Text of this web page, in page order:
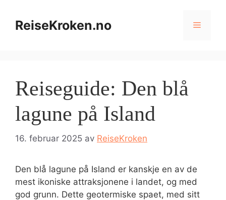
innholdReiseKroken.no Meny
Reiseguide: Den blå
lagune på Island
16. februar 2025 av ReiseKroken
Den blå lagune på Island er kanskje en av de
mest ikoniske attraksjonene i landet, og med
god grunn. Dette geotermiske spaet, med sitt